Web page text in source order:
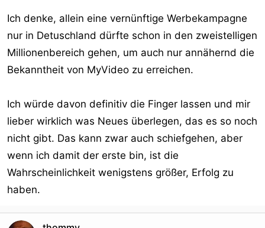
Ich denke, allein eine vernünftige Werbekampagne
nur in Detuschland dürfte schon in den zweistelligen
Millionenbereich gehen, um auch nur annähernd die
Bekanntheit von MyVideo zu erreichen.
Ich würde davon definitiv die Finger lassen und mir
lieber wirklich was Neues überlegen, das es so noch
nicht gibt. Das kann zwar auch schiefgehen, aber
wenn ich damit der erste bin, ist die
Wahrscheinlichkeit wenigstens größer, Erfolg zu
haben.